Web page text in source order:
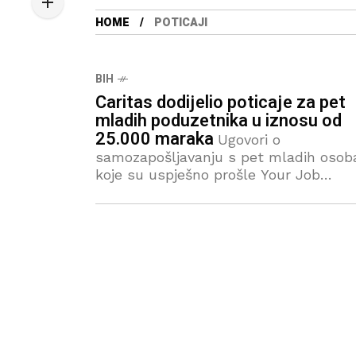
HOME POTICAJI
BIH
Caritas dodijelio poticaje za pet
mladih poduzetnika u iznosu od
25.000 maraka Ugovori o
samozapošljavanju s pet mladih
koje su uspješno prošle Your Job
srijedu u prostorijama Centra za